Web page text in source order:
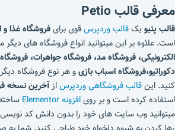
معرفی قالب Petio
قالب پتیو یکقالب وردپرسقوی برایفروشگاه‌ غذا و
است. علاوه بر این میتوانید انواع فروشگاه های دیگر
الکترونیکی، فروشگاه مد، فروشگاه جواهرات، فروشگاه
دکوراتیو،فروشگاه اسباب بازیو هر نوع فروشگاه دیگر
کنید. اینقالب فروشگاهی وردپرسازآخرین نسخه
استفاده کرده است و بر رویافزونه Elementor
میتوانید وب سایت های خود را بدون دانش کد